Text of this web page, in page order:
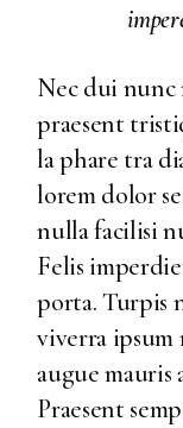
Nec dui
praesent
la phare tra
lorem dolor
nulla facilisi
Felis
porta. Turpis
viverra ipsum
augue mauris
Praesent